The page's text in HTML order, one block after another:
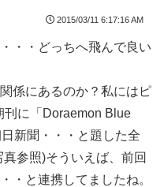
2015/03/11 6:17:16 AM
・・どっちへ飛んで良い
係にあるのか？私にはピ
刊に「Doraemon Blue
新聞・・・と題した全
参照)そういえば、前回
・と連携してましたね。